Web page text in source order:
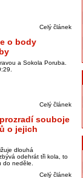
Celý článek
o body
a Sokola Poruba.
Celý článek
souboje
o jejich
dlouhá
odehrát tři kola, to
do neděle.
Celý článek